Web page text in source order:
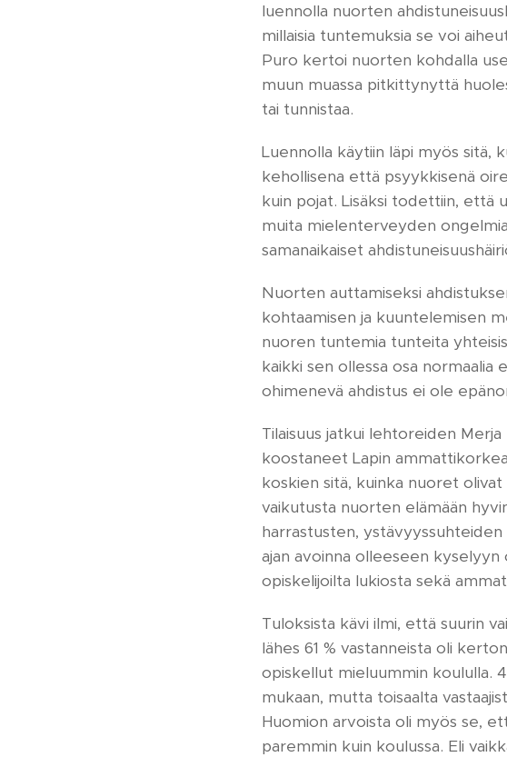
luennolla nuorten
millaisia tuntemuksia se voi
Puro kertoi nuorten kohdalla
muun muassa pitkittynyttä
tai tunnistaa.
Luennolla käytiin läpi myös sitä,
kehollisena että psyykkisenä
kuin pojat. Lisäksi todettiin, että
muita mielenterveyden ongelmia
samanaikaiset
Nuorten auttamiseksi
kohtaamisen ja kuuntelemisen
nuoren tuntemia tunteita
kaikki sen ollessa osa normaalia
ohimenevä ahdistus ei ole
Tilaisuus jatkui lehtoreiden
koostaneet Lapin
koskien sitä, kuinka nuoret
vaikutusta nuorten elämään
harrastusten,
ajan avoinna olleeseen kyselyyn
opiskelijoilta lukiosta sekä
Tuloksista kävi ilmi, että suurin
lähes 61 % vastanneista oli
opiskellut mieluummin koululla.
mukaan, mutta toisaalta
Huomion arvoista oli myös se,
paremmin kuin koulussa. Eli